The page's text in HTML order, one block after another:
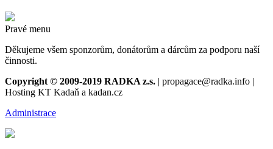
Pravé menu
Děkujeme všem sponzorům, donátorům a dárcům za podporu naší
činnosti.
Copyright © 2009-2019 RADKA z.s. | propagace@radka.info |
Hosting KT Kadaň a kadan.cz
Administrace